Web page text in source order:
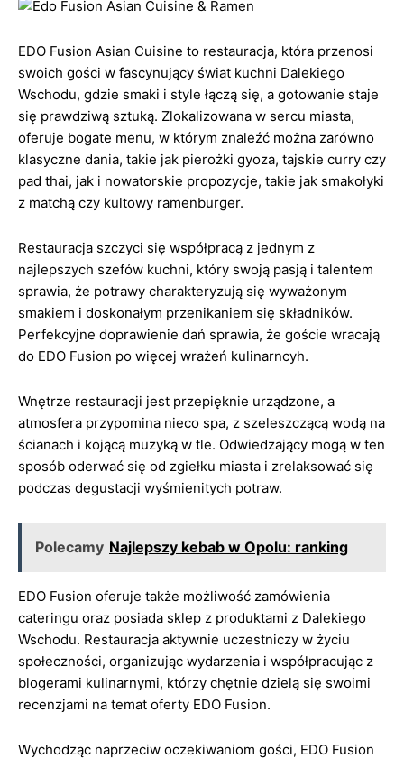
EDO Fusion Asian Cuisine to restauracja, która przenosi
swoich gości w fascynujący świat kuchni Dalekiego
Wschodu, gdzie smaki i style łączą się, a gotowanie staje
się prawdziwą sztuką. Zlokalizowana w sercu miasta,
oferuje bogate menu, w którym znaleźć można zarówno
klasyczne dania, takie jak pierożki gyoza, tajskie curry czy
pad thai, jak i nowatorskie propozycje, takie jak smakołyki
z matchą czy kultowy ramenburger.
Restauracja szczyci się współpracą z jednym z
najlepszych szefów kuchni, który swoją pasją i talentem
sprawia, że potrawy charakteryzują się wyważonym
smakiem i doskonałym przenikaniem się składników.
Perfekcyjne doprawienie dań sprawia, że goście wracają
do EDO Fusion po więcej wrażeń kulinarncyh.
Wnętrze restauracji jest przepięknie urządzone, a
atmosfera przypomina nieco spa, z szeleszczącą wodą na
ścianach i kojącą muzyką w tle. Odwiedzający mogą w ten
sposób oderwać się od zgiełku miasta i zrelaksować się
podczas degustacji wyśmienitych potraw.
Polecamy Najlepszy kebab w Opolu: ranking
EDO Fusion oferuje także możliwość zamówienia
cateringu oraz posiada sklep z produktami z Dalekiego
Wschodu. Restauracja aktywnie uczestniczy w życiu
społeczności, organizując wydarzenia i współpracując z
blogerami kulinarnymi, którzy chętnie dzielą się swoimi
recenzjami na temat oferty EDO Fusion.
Wychodząc naprzeciw oczekiwaniom gości, EDO Fusion